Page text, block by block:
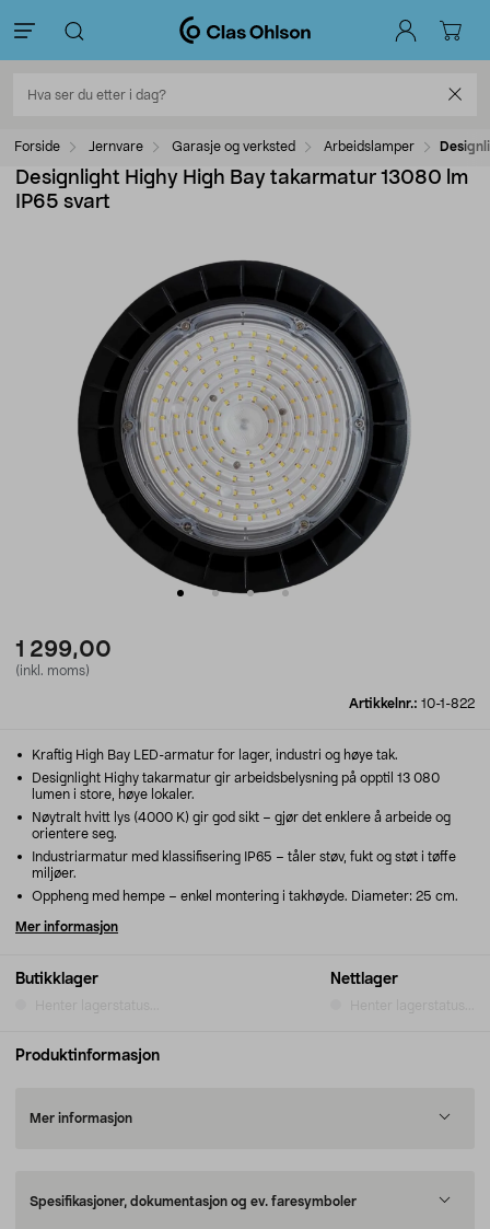
Forside Jernvare Garasje og verksted Arbeidslamper
Designlight Highy High Bay takarmatur 13080 lm
IP65 svart
1 299,00
(inkl. moms)
Artikkelnr.: 10-1-822
Butikklager Nettlager
Kraftig High Bay LED-armatur for lager, industri og høye tak.
Designlight Highy takarmatur gir arbeidsbelysning på opptil 13 080
lumen i store, høye lokaler.
Nøytralt hvitt lys (4000 K) gir god sikt – gjør det enklere å arbeide og
orientere seg.
Industriarmatur med klassifisering IP65 – tåler støv, fukt og støt i tøffe
miljøer.
Oppheng med hempe – enkel montering i takhøyde. Diameter: 25 cm.
Mer informasjon
Produktinformasjon
Mer informasjon
Spesifikasjoner, dokumentasjon og ev. faresymboler